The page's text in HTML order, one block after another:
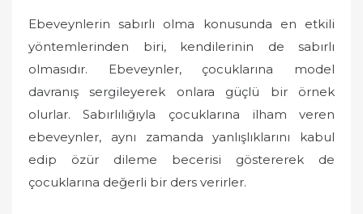
Ebeveynlerin sabırlı olma konusunda en etkili
yöntemlerinden biri, kendilerinin de sabırlı
olmasıdır. Ebeveynler, çocuklarına model
davranış sergileyerek onlara güçlü bir örnek
olurlar. Sabırlılığıyla çocuklarına ilham veren
ebeveynler, aynı zamanda yanlışlıklarını kabul
edip özür dileme becerisi göstererek de
çocuklarına değerli bir ders verirler.